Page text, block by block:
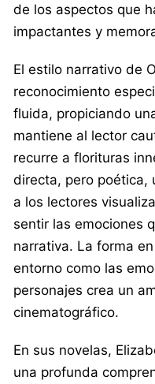
de los aspectos que
impactantes y
El estilo narrativo de
reconocimiento
fluida, propiciando
mantiene al lector
recurre a florituras
directa, pero poética,
a los lectores
sentir las emociones
narrativa. La forma
entorno como las
personajes crea un
cinematográfico.
En sus novelas,
una profunda